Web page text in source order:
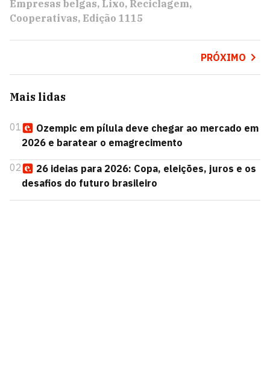
Empresas belgas Lixo Reciclagem
Cooperativas Edição 1115
PRÓXIMO
Mais lidas
01
Ozempic em pílula deve chegar ao mercado em
2026 e baratear o emagrecimento
02
26 ideias para 2026: Copa, eleições, juros e os
desafios do futuro brasileiro